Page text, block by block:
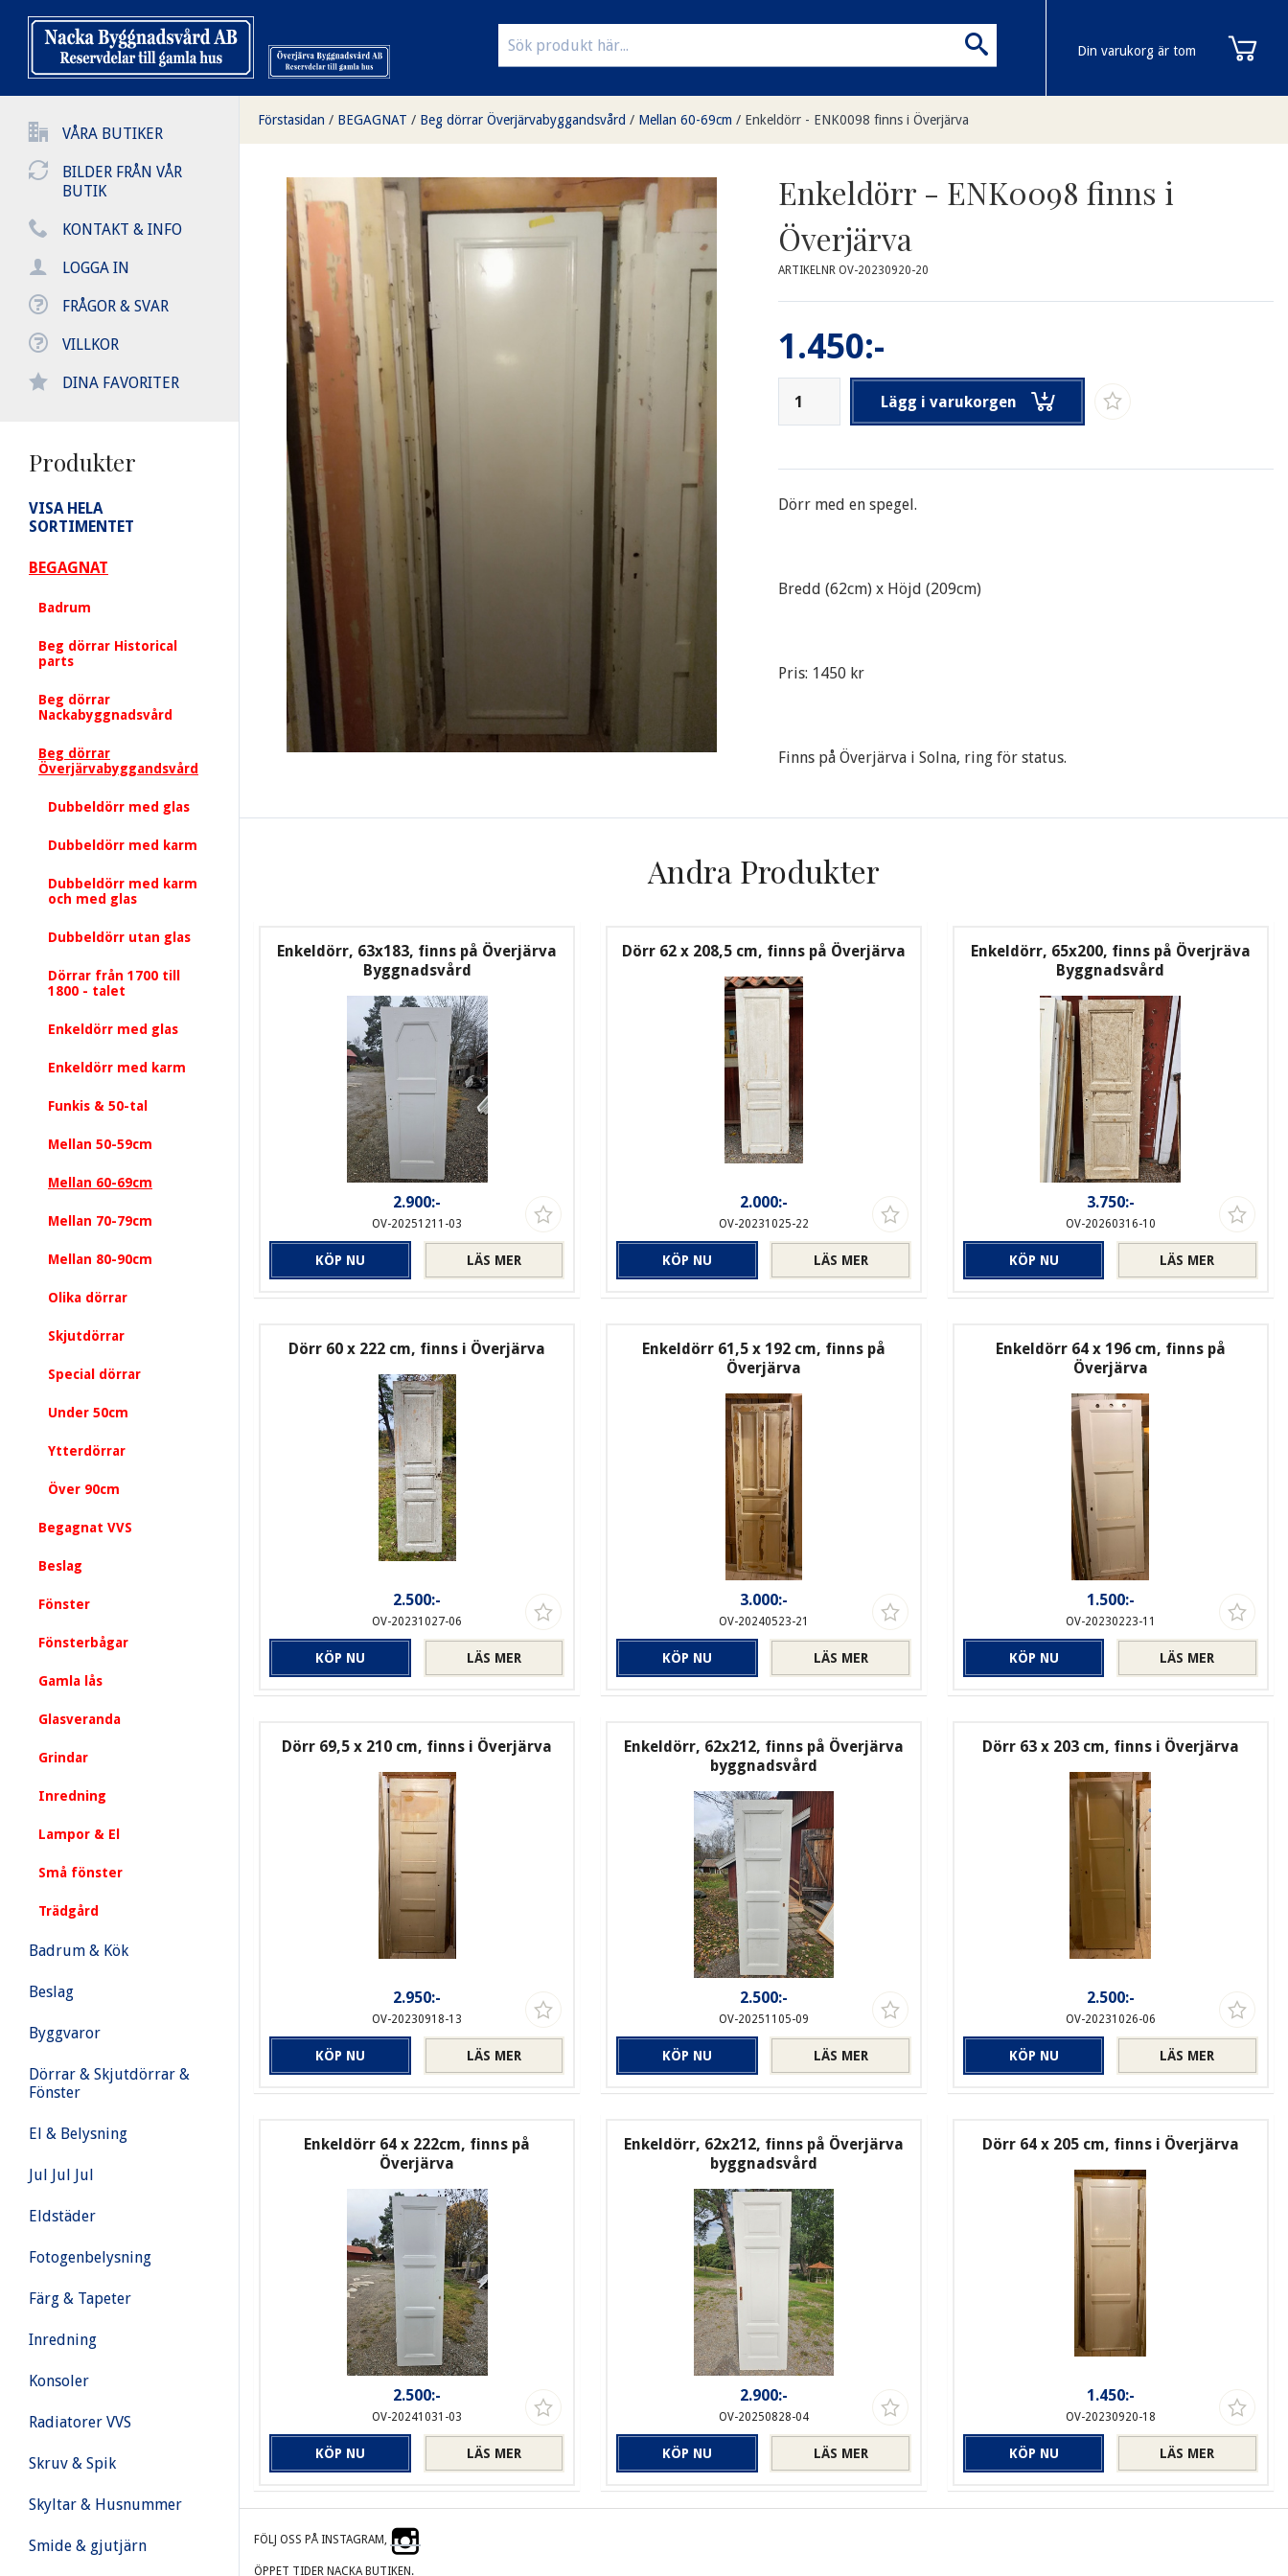
VÅRA BUTIKER
BILDER FRÅN VÅR
BUTIK
KONTAKT & INFO
LOGGA IN
FRÅGOR & SVAR
VILLKOR
DINA FAVORITER
Produkter
VISA HELA
SORTIMENTET
BEGAGNAT
Badrum
Beg dörrar Historical
parts
Beg dörrar
Nackabyggnadsvård
Beg dörrar
Överjärvabyggandsvård
Dubbeldörr med glas
Dubbeldörr med karm
Dubbeldörr med karm
och med glas
Dubbeldörr utan glas
Dörrar från 1700 till
1800 - talet
Enkeldörr med glas
Enkeldörr med karm
Funkis & 50-tal
Mellan 50-59cm
Mellan 60-69cm
Mellan 70-79cm
Mellan 80-90cm
Olika dörrar
Skjutdörrar
Special dörrar
Under 50cm
Ytterdörrar
Över 90cm
Begagnat VVS
Beslag
Fönster
Fönsterbågar
Gamla lås
Glasveranda
Grindar
Inredning
Lampor & El
Små fönster
Trädgård
Badrum & Kök
Beslag
Byggvaror
Dörrar & Skjutdörrar &
Fönster
El & Belysning
Jul Jul Jul
Eldstäder
Fotogenbelysning
Färg & Tapeter
Inredning
Konsoler
Radiatorer VVS
Skruv & Spik
Skyltar & Husnummer
Smide & gjutjärn
Din varukorg är tom
Förstasidan / BEGAGNAT / Beg dörrar Överjärvabyggandsvård / Mellan 60-69cm / Enkeldörr - ENK0098 finns i Överjärva
Enkeldörr - ENK0098 finns i
Överjärva
ARTIKELNR OV-20230920-20
1.450:-
Lägg i varukorgen
Dörr med en spegel.
Bredd (62cm) x Höjd (209cm)
Pris: 1450 kr
Finns på Överjärva i Solna, ring för status.
Andra Produkter
Enkeldörr, 63x183, finns på Överjärva
Byggnadsvård
2.900:-
OV-20251211-03
LÄS MER
KÖP NU
Dörr 62 x 208,5 cm, finns på Överjärva
2.000:-
OV-20231025-22
LÄS MER
KÖP NU
Enkeldörr, 65x200, finns på Överjräva
Byggnadsvård
3.750:-
OV-20260316-10
LÄS MER
KÖP NU
Dörr 60 x 222 cm, finns i Överjärva
2.500:-
OV-20231027-06
LÄS MER
KÖP NU
Enkeldörr 61,5 x 192 cm, finns på
Överjärva
3.000:-
OV-20240523-21
LÄS MER
KÖP NU
Enkeldörr 64 x 196 cm, finns på
Överjärva
1.500:-
OV-20230223-11
LÄS MER
KÖP NU
Dörr 69,5 x 210 cm, finns i Överjärva
2.950:-
OV-20230918-13
LÄS MER
KÖP NU
Enkeldörr, 62x212, finns på Överjärva
byggnadsvård
2.500:-
OV-20251105-09
LÄS MER
KÖP NU
Dörr 63 x 203 cm, finns i Överjärva
2.500:-
OV-20231026-06
LÄS MER
KÖP NU
Enkeldörr 64 x 222cm, finns på
Överjärva
2.500:-
OV-20241031-03
LÄS MER
KÖP NU
Enkeldörr, 62x212, finns på Överjärva
byggnadsvård
2.900:-
OV-20250828-04
LÄS MER
KÖP NU
Dörr 64 x 205 cm, finns i Överjärva
1.450:-
OV-20230920-18
LÄS MER
KÖP NU
FÖLJ OSS PÅ INSTAGRAM,
ÖPPET TIDER NACKA BUTIKEN.